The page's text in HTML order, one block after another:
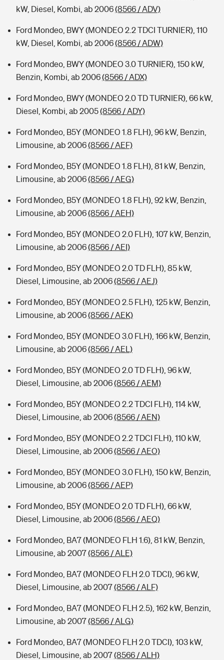
kW, Diesel, Kombi, ab 2006(8566 / ADV)
Ford Mondeo, BWY (MONDEO 2.2 TDCI TURNIER), 110
kW, Diesel, Kombi, ab 2006(8566 / ADW)
Ford Mondeo, BWY (MONDEO 3.0 TURNIER), 150 kW,
Benzin, Kombi, ab 2006(8566 / ADX)
Ford Mondeo, BWY (MONDEO 2.0 TD TURNIER), 66 kW,
Diesel, Kombi, ab 2005(8566 / ADY)
Ford Mondeo, B5Y (MONDEO 1.8 FLH), 96 kW, Benzin,
Limousine, ab 2006(8566 / AEF)
Ford Mondeo, B5Y (MONDEO 1.8 FLH), 81 kW, Benzin,
Limousine, ab 2006(8566 / AEG)
Ford Mondeo, B5Y (MONDEO 1.8 FLH), 92 kW, Benzin,
Limousine, ab 2006(8566 / AEH)
Ford Mondeo, B5Y (MONDEO 2.0 FLH), 107 kW, Benzin,
Limousine, ab 2006(8566 / AEI)
Ford Mondeo, B5Y (MONDEO 2.0 TD FLH), 85 kW,
Diesel, Limousine, ab 2006(8566 / AEJ)
Ford Mondeo, B5Y (MONDEO 2.5 FLH), 125 kW, Benzin,
Limousine, ab 2006(8566 / AEK)
Ford Mondeo, B5Y (MONDEO 3.0 FLH), 166 kW, Benzin,
Limousine, ab 2006(8566 / AEL)
Ford Mondeo, B5Y (MONDEO 2.0 TD FLH), 96 kW,
Diesel, Limousine, ab 2006(8566 / AEM)
Ford Mondeo, B5Y (MONDEO 2.2 TDCI FLH), 114 kW,
Diesel, Limousine, ab 2006(8566 / AEN)
Ford Mondeo, B5Y (MONDEO 2.2 TDCI FLH), 110 kW,
Diesel, Limousine, ab 2006(8566 / AEO)
Ford Mondeo, B5Y (MONDEO 3.0 FLH), 150 kW, Benzin,
Limousine, ab 2006(8566 / AEP)
Ford Mondeo, B5Y (MONDEO 2.0 TD FLH), 66 kW,
Diesel, Limousine, ab 2006(8566 / AEQ)
Ford Mondeo, BA7 (MONDEO FLH 1.6), 81 kW, Benzin,
Limousine, ab 2007(8566 / ALE)
Ford Mondeo, BA7 (MONDEO FLH 2.0 TDCI), 96 kW,
Diesel, Limousine, ab 2007(8566 / ALF)
Ford Mondeo, BA7 (MONDEO FLH 2.5), 162 kW, Benzin,
Limousine, ab 2007(8566 / ALG)
Ford Mondeo, BA7 (MONDEO FLH 2.0 TDCI), 103 kW,
Diesel, Limousine, ab 2007(8566 / ALH)